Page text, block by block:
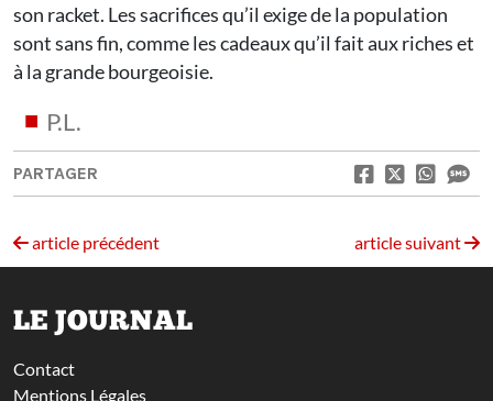
son racket. Les sacrifices qu’il exige de la population
sont sans fin, comme les cadeaux qu’il fait aux riches et
à la grande bourgeoisie.
P.L.
PARTAGER
article précédent article suivant
LE JOURNAL
Contact
Mentions Légales